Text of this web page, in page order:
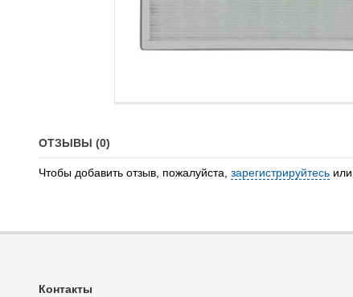
ОТЗЫВЫ (0)
Чтобы добавить отзыв, пожалуйста, зарегистрируйтесь или
Контакты